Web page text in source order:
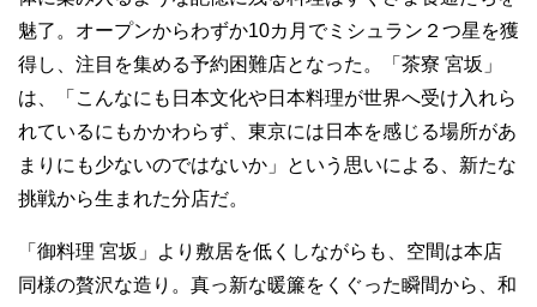
魅了。オープンからわずか10カ月でミシュラン２つ星を獲
得し、注目を集める予約困難店となった。「茶寮 宮坂」
は、「こんなにも日本文化や日本料理が世界へ受け入れら
れているにもかかわらず、東京には日本を感じる場所があ
まりにも少ないのではないか」という思いによる、新たな
挑戦から生まれた分店だ。
「御料理 宮坂」より敷居を低くしながらも、空間は本店
同様の贅沢な造り。真っ新な暖簾をくぐった瞬間から、和